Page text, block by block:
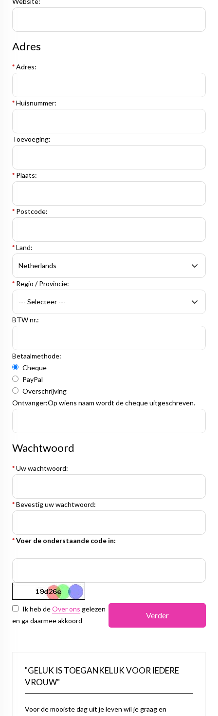
Adres
*Adres:
*Huisnummer:
Toevoeging:
* Plaats:
* Postcode:
*Land:
* Regio / Provincie:
BTW nr.:
Betaalmethode:
Cheque
PayPal
Overschrijving
Ontvanger:Op wiens naam wordt de cheque uitgeschreven.
Wachtwoord
*Uw wachtwoord:
*Bevestig uw wachtwoord:
*Voer de onderstaande code in:
Ik heb deOver ons gelezen
en ga daarmee akkoord
Verder
"GELUK IS TOEGANKELIJK VOOR IEDERE
VROUW"
Voor de mooiste dag uit je leven wil je graag en